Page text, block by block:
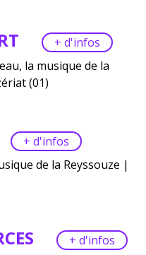
+ d'infos
la musique de la
(01)
+ d'infos
de la Reyssouze |
+ d'infos